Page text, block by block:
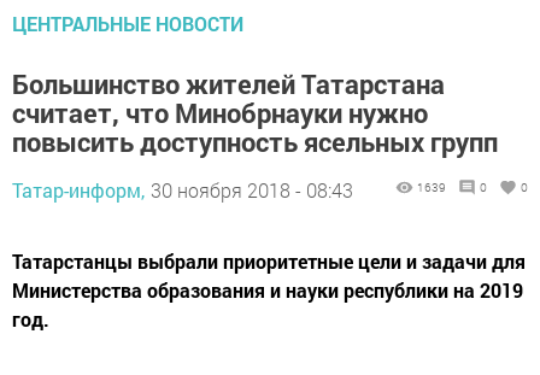
ЦЕНТРАЛЬНЫЕ НОВОСТИ
Большинство жителей Татарстана
считает, что Минобрнауки нужно
повысить доступность ясельных групп
Татар-информ, 30 ноября 2018 - 08:43 1639 0 0
Татарстанцы выбрали приоритетные цели и задачи для
Министерства образования и науки республики на 2019
год.